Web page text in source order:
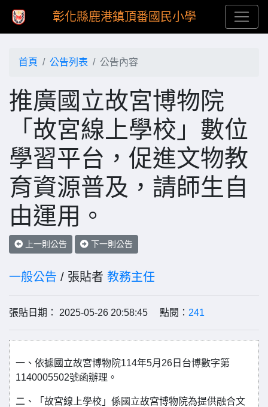
彰化縣鹿港鎮頂番國民小學
首頁 公告列表 公告內容
推廣國立故宮博物院
「故宮線上學校」數位
學習平台，促進文物教
育資源普及，請師生自
由運用。
上一則公告 下一則公告
一般公告 / 張貼者 教務主任
張貼日期： 2025-05-26 20:58:45 點閱： 241
一、依據國立故宮博物院114年5月26日台博數字第
1140005502號函辦理。
二、「故宮線上學校」係國立故宮博物院為提供融合文